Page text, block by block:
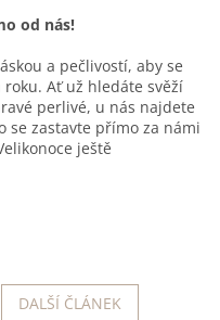
od nás!
a pečlivostí, aby se
Ať už hledáte svěží
perlivé, u nás najdete
se zastavte přímo za námi
ještě
DALŠÍ ČLÁNEK